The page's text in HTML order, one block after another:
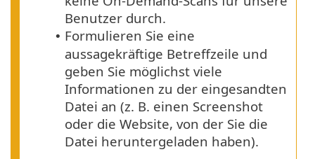
Benutzer durch.
• Formulieren Sie eine
aussagekräftige Betreffzeile und
geben Sie möglichst viele
Informationen zu der eingesandten
Datei an (z. B. einen Screenshot
oder die Website, von der Sie die
Datei heruntergeladen haben).